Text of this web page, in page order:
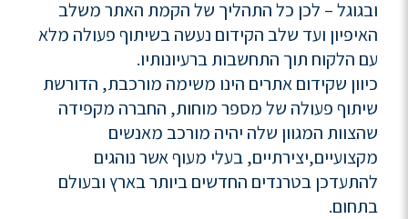
ובגוגל – לכן כל התהליך של הקמת האתר משלב
האיפיון ועד שלב הקידום נעשה בשיתוף פעולה מלא
עם הלקוח תוך התחשבות ברעיונותיו.
כיוון שקידום אתרים הינו משימה מורכבת, הדורשת
שיתוף פעולה של מספר מוחות, החברה מקפידה
שהצוות המגוון שלה יהיה מורכב מאנשים
מקצועיים,יצירתיים, בעלי מעוף אשר נוהגים
להתעדכן בטרנדים החדשים ביותר בארץ ובעולם
בתחום.